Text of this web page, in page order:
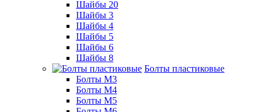
Шайбы 20
Шайбы 3
Шайбы 4
Шайбы 5
Шайбы 6
Шайбы 8
Болты пластиковые
Болты М3
Болты М4
Болты М5